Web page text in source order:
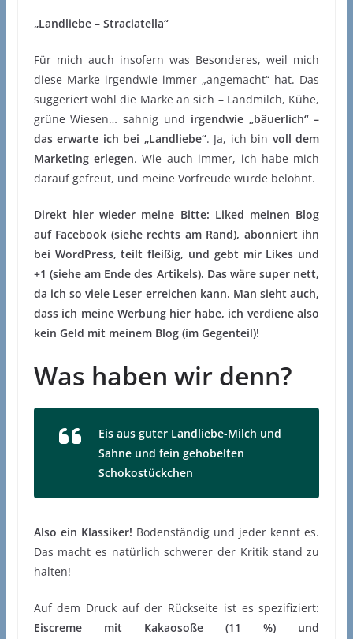
„Landliebe – Straciatella“
Für mich auch insofern was Besonderes, weil mich
diese Marke irgendwie immer „angemacht“ hat. Das
suggeriert wohl die Marke an sich – Landmilch, Kühe,
grüne Wiesen… sahnig und irgendwie „bäuerlich“ –
das erwarte ich bei „Landliebe“. Ja, ich bin voll dem
Marketing erlegen. Wie auch immer, ich habe mich
darauf gefreut, und meine Vorfreude wurde belohnt.
Direkt hier wieder meine Bitte: Liked meinen Blog
auf Facebook (siehe rechts am Rand), abonniert ihn
bei WordPress, teilt fleißig, und gebt mir Likes und
+1 (siehe am Ende des Artikels). Das wäre super nett,
da ich so viele Leser erreichen kann. Man sieht auch,
dass ich meine Werbung hier habe, ich verdiene also
kein Geld mit meinem Blog (im Gegenteil)!
Was haben wir denn?
Eis aus guter Landliebe-Milch und
Sahne und fein gehobelten
Schokostückchen
Also ein Klassiker! Bodenständig und jeder kennt es.
Das macht es natürlich schwerer der Kritik stand zu
halten!
Auf dem Druck auf der Rückseite ist es spezifiziert:
Eiscreme mit Kakaosoße (11 %) und